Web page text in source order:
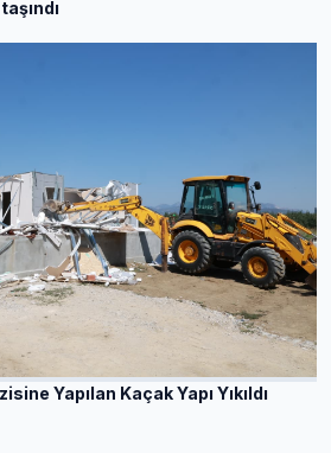
Yapılan Kaçak Yapı Yıkıldı